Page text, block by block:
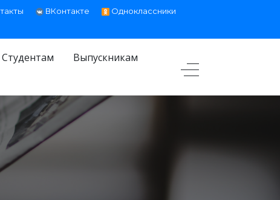
ВКонтакте
Одноклассники
Студентам
Выпускникам